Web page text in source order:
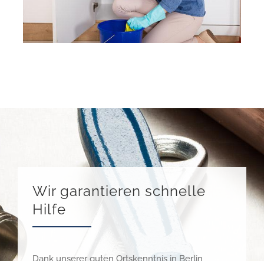
Wir garantieren schnelle
Hilfe
Dank unserer guten Ortskenntnis in Berlin